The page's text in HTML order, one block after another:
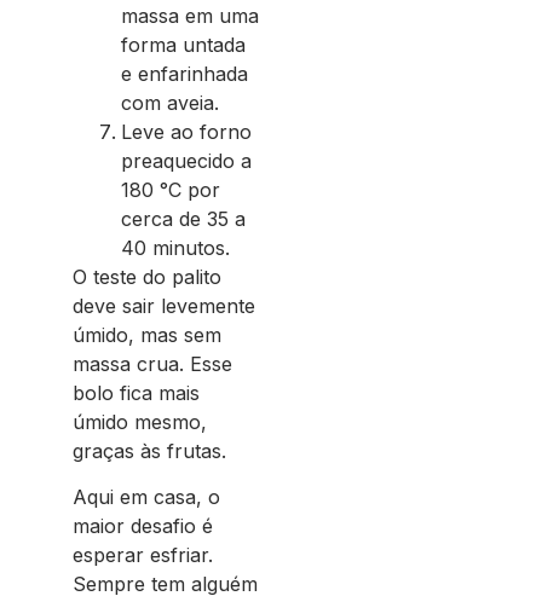
massa em uma
forma untada
e enfarinhada
com aveia.
Leve ao forno
preaquecido a
180 °C por
cerca de 35 a
40 minutos.
O teste do palito
deve sair levemente
úmido, mas sem
massa crua. Esse
bolo fica mais
úmido mesmo,
graças às frutas.
Aqui em casa, o
maior desafio é
esperar esfriar.
Sempre tem alguém